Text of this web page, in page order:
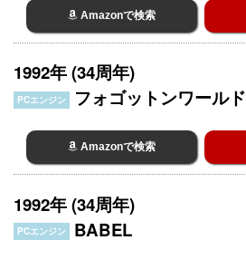
Amazonで検索
1992年 (34周年)
PCエンジン フォゴットンワールド
Amazonで検索
1992年 (34周年)
PCエンジン BABEL